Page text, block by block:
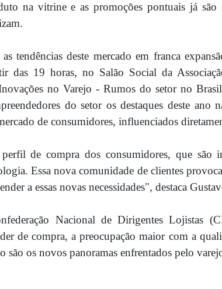
na vitrine e as promoções pontuais já são
as tendências deste mercado em franca
das 19 horas, no Salão Social da
no Varejo - Rumos do setor no
do setor os destaques deste ano
de consumidores, influenciados
de compra dos consumidores, que são
Essa nova comunidade de clientes
a essas novas necessidades", destaca
Nacional de Dirigentes Lojistas
de compra, a preocupação maior com a
são os novos panoramas enfrentados pelo